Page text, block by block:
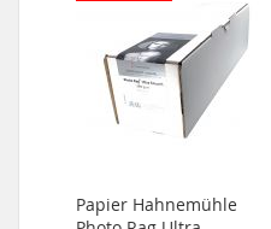
Papier Hahnemühle